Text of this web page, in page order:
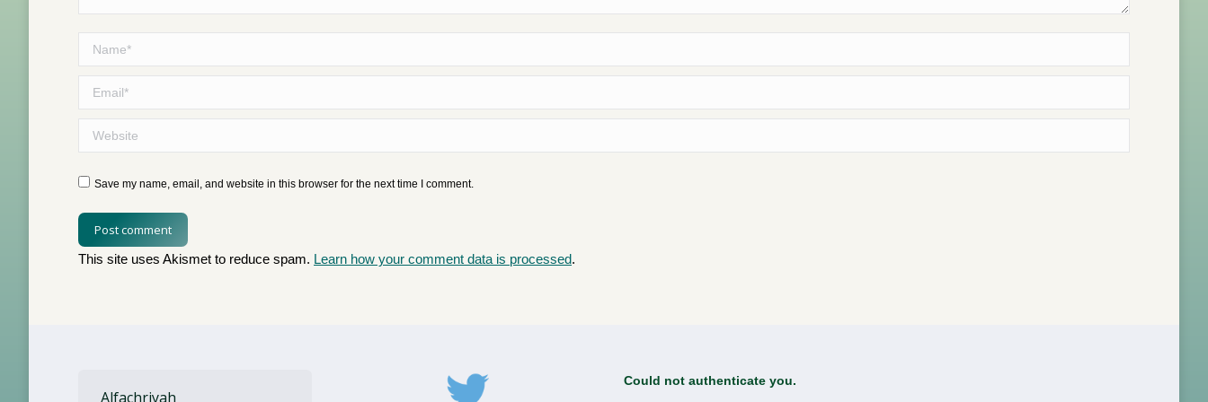
Name *
Email *
Website
Save my name, email, and website in this browser for the next time I comment.
Post comment
This site uses Akismet to reduce spam. Learn how your comment data is processed.
Alfachriyah
Could not authenticate you.